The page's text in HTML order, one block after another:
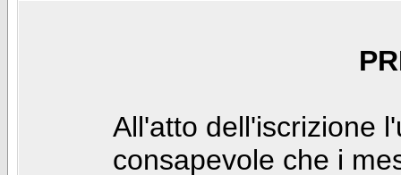
All'atto dell'iscrizione
consapevole che i